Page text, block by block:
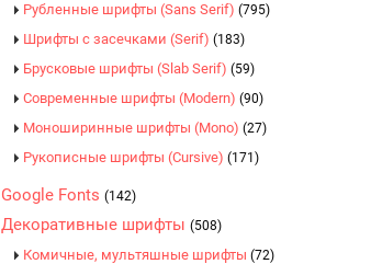
Рубленные шрифты (Sans Serif) (795)
Шрифты с засечками (Serif) (183)
Брусковые шрифты (Slab Serif) (59)
Современные шрифты (Modern) (90)
Моноширинные шрифты (Mono) (27)
Рукописные шрифты (Cursive) (171)
Google Fonts (142)
Декоративные шрифты (508)
Комичные, мультяшные шрифты (72)